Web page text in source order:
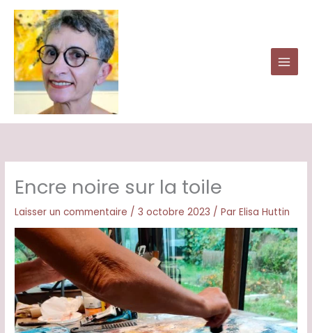
Aller
contenu
Encre noire sur la toile
Laisser un commentaire /3 octobre 2023 / ParElisa Huttin